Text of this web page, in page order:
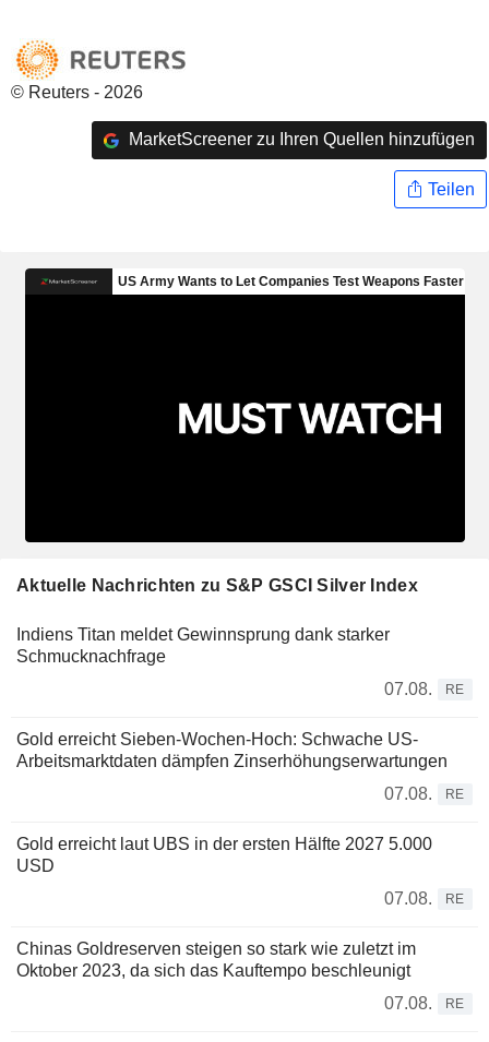
© Reuters - 2026
MarketScreener zu Ihren Quellen hinzufügen
Teilen
Aktuelle Nachrichten zu S&P GSCI Silver Index
Indiens Titan meldet Gewinnsprung dank starker
Schmucknachfrage
07.08.
RE
Gold erreicht Sieben-Wochen-Hoch: Schwache US-
Arbeitsmarktdaten dämpfen Zinserhöhungserwartungen
07.08.
RE
Gold erreicht laut UBS in der ersten Hälfte 2027 5.000
USD
07.08.
RE
Chinas Goldreserven steigen so stark wie zuletzt im
Oktober 2023, da sich das Kauftempo beschleunigt
07.08.
RE